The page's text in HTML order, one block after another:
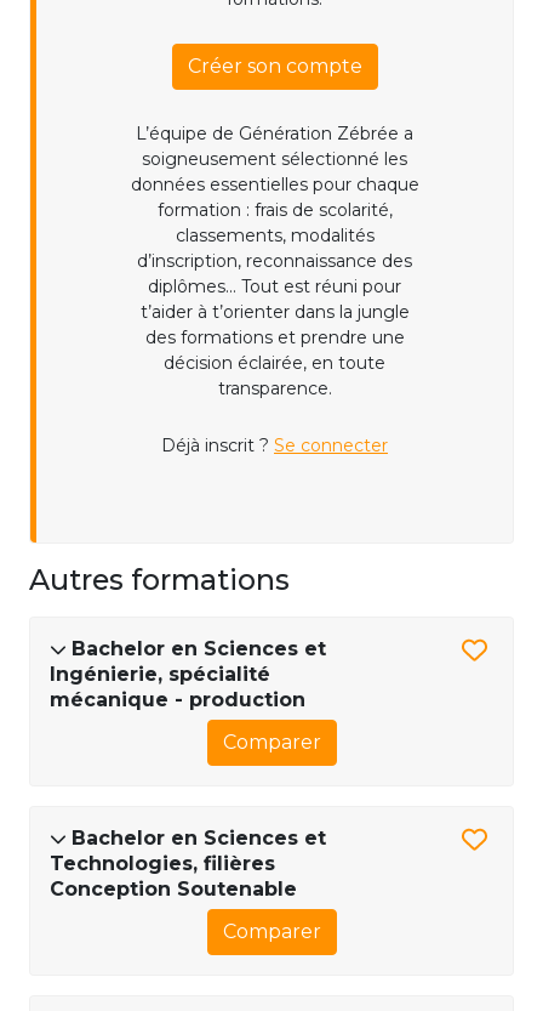
Créer son compte
L’équipe de Génération Zébrée a
soigneusement sélectionné les
données essentielles pour chaque
formation : frais de scolarité,
classements, modalités
d’inscription, reconnaissance des
diplômes... Tout est réuni pour
t’aider à t’orienter dans la jungle
des formations et prendre une
décision éclairée, en toute
transparence.
Déjà inscrit ? Se connecter
Autres formations
Bachelor en Sciences et
Ingénierie, spécialité
mécanique - production
Comparer
Bachelor en Sciences et
Technologies, filières
Conception Soutenable
Comparer